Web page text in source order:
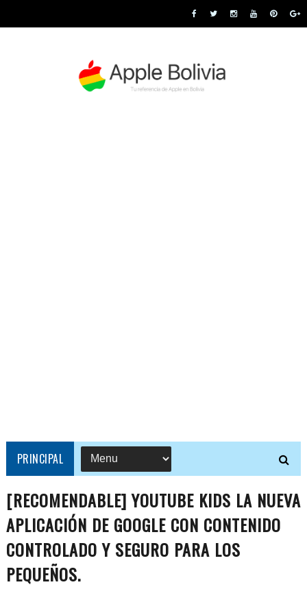
PRINCIPAL
[RECOMENDABLE] YOUTUBE KIDS LA NUEVA
APLICACIÓN DE GOOGLE CON CONTENIDO
CONTROLADO Y SEGURO PARA LOS
PEQUEÑOS.